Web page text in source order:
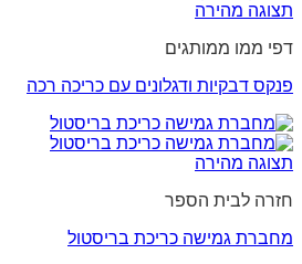
תצוגה מהירה
דפי ממו ממותגים
פנקס דבקיות ודגלונים עם כריכה רכה
תצוגה מהירה
חזרה לבית הספר
מחברת גמישה כריכת בריסטול